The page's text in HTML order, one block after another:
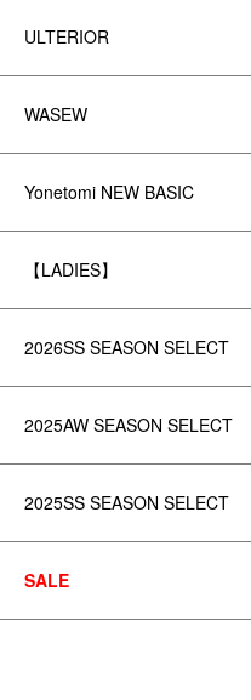
ULTERIOR
WASEW
Yonetomi NEW BASIC
【LADIES】
2026SS SEASON SELECT
2025AW SEASON SELECT
2025SS SEASON SELECT
SALE